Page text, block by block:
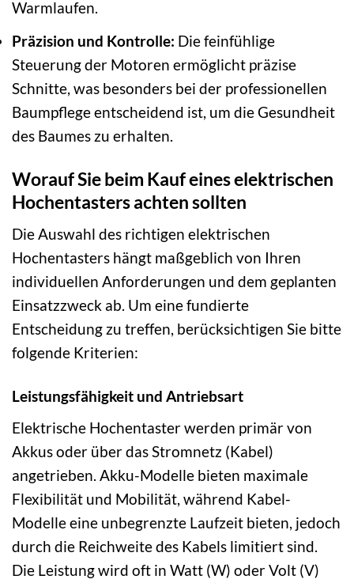
Warmlaufen.
Präzision und Kontrolle: Die feinfühlige
Steuerung der Motoren ermöglicht präzise
Schnitte, was besonders bei der professionellen
Baumpflege entscheidend ist, um die Gesundheit
des Baumes zu erhalten.
Worauf Sie beim Kauf eines elektrischen
Hochentasters achten sollten
Die Auswahl des richtigen elektrischen
Hochentasters hängt maßgeblich von Ihren
individuellen Anforderungen und dem geplanten
Einsatzzweck ab. Um eine fundierte
Entscheidung zu treffen, berücksichtigen Sie bitte
folgende Kriterien:
Leistungsfähigkeit und Antriebsart
Elektrische Hochentaster werden primär von
Akkus oder über das Stromnetz (Kabel)
angetrieben. Akku-Modelle bieten maximale
Flexibilität und Mobilität, während Kabel-
Modelle eine unbegrenzte Laufzeit bieten, jedoch
durch die Reichweite des Kabels limitiert sind.
Die Leistung wird oft in Watt (W) oder Volt (V)